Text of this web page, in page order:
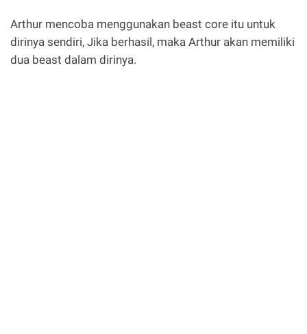
Arthur mencoba menggunakan beast core itu untuk
dirinya sendiri, Jika berhasil, maka Arthur akan memiliki
dua beast dalam dirinya.